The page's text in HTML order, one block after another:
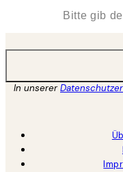
In unserer